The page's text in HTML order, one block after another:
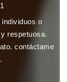
o
respetuosa.
contáctame